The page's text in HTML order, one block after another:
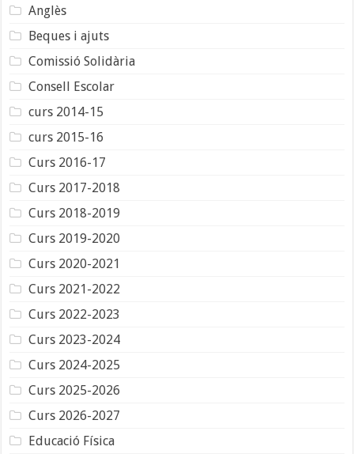
Anglès
Beques i ajuts
Comissió Solidària
Consell Escolar
curs 2014-15
curs 2015-16
Curs 2016-17
Curs 2017-2018
Curs 2018-2019
Curs 2019-2020
Curs 2020-2021
Curs 2021-2022
Curs 2022-2023
Curs 2023-2024
Curs 2024-2025
Curs 2025-2026
Curs 2026-2027
Educació Física